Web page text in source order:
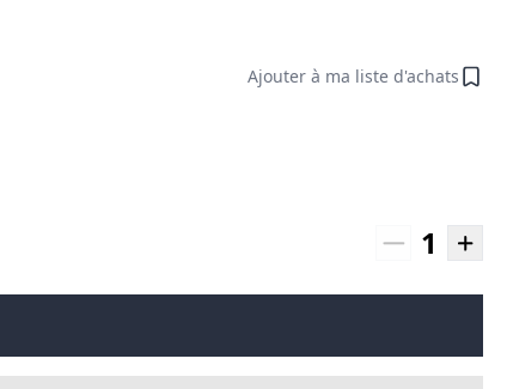
Ajouter à ma liste d'achats
1